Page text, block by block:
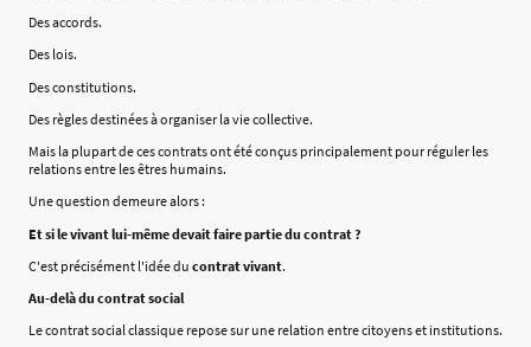
Des accords.
Des lois.
Des constitutions.
Des règles destinées à organiser la vie collective.
Mais la plupart de ces contrats ont été conçus principalement pour réguler les
relations entre les êtres humains.
Une question demeure alors :
Et si le vivant lui-même devait faire partie du contrat ?
C'est précisément l'idée du contrat vivant.
Au-delà du contrat social
Le contrat social classique repose sur une relation entre citoyens et institutions.